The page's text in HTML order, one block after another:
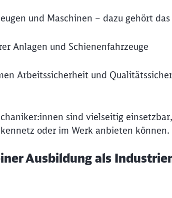
und Maschinen – dazu gehört
Anlagen und Schienenfahrzeuge
Arbeitssicherheit und
sind vielseitig
oder im Werk anbieten können.
Ausbildung als